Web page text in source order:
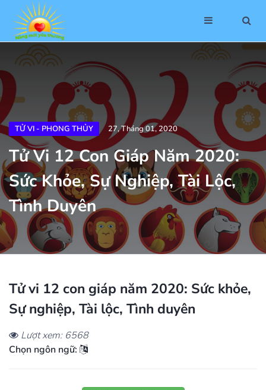
TỬ VI - PHONG THỦY 27, Tháng 01, 2020
Tử Vi 12 Con Giáp Năm 2020:
Sức Khỏe, Sự Nghiệp, Tài Lộc,
Tình Duyên
Tử vi 12 con giáp năm 2020: Sức khỏe,
Sự nghiệp, Tài lộc, Tình duyên
Lượt xem: 6568
Chọn ngôn ngữ: